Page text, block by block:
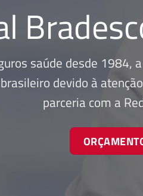
saúde desde 1984,
devido à
parceria com a